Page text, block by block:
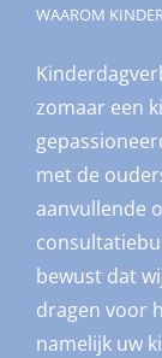
WAAROM
zomaar een
met de
aanvullende
bewust dat
dragen voor
namelijk uw